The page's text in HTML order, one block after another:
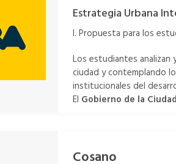
Estrategia Urbana
l. Propuesta para los
Los estudiantes
ciudad y contemplando
institucionales del
El Gobierno de la
Cosano